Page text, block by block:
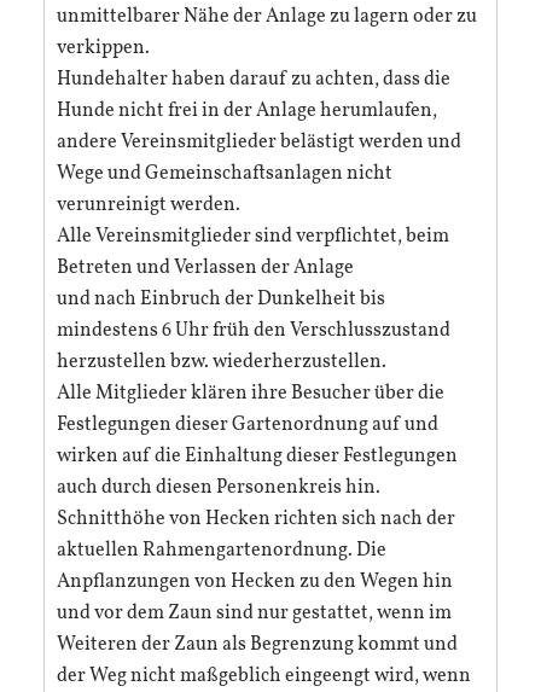
unmittelbarer Nähe der Anlage zu lagern oder zu
verkippen.
Hundehalter haben darauf zu achten, dass die
Hunde nicht frei in der Anlage herumlaufen,
andere Vereinsmitglieder belästigt werden und
Wege und Gemeinschaftsanlagen nicht
verunreinigt werden.
Alle Vereinsmitglieder sind verpflichtet, beim
Betreten und Verlassen der Anlage
und nach Einbruch der Dunkelheit bis
mindestens 6 Uhr früh den Verschlusszustand
herzustellen bzw. wiederherzustellen.
Alle Mitglieder klären ihre Besucher über die
Festlegungen dieser Gartenordnung auf und
wirken auf die Einhaltung dieser Festlegungen
auch durch diesen Personenkreis hin.
Schnitthöhe von Hecken richten sich nach der
aktuellen Rahmengartenordnung. Die
Anpflanzungen von Hecken zu den Wegen hin
und vor dem Zaun sind nur gestattet, wenn im
Weiteren der Zaun als Begrenzung kommt und
der Weg nicht maßgeblich eingeengt wird, wenn